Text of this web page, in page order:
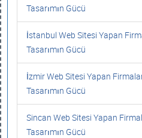
Tasarımın Gücü
İstanbul Web Sitesi Yapan
Tasarımın Gücü
İzmir Web Sitesi Yapan
Tasarımın Gücü
Sincan Web Sitesi Yapan
Tasarımın Gücü